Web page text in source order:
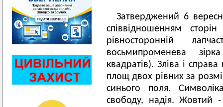
Затверджений 6
співвідношенням
рівносторонній
восьмипроменева
квадратів). Зліва і
площ двох рівних за
синього поля.
свободу, надія. Жовтий